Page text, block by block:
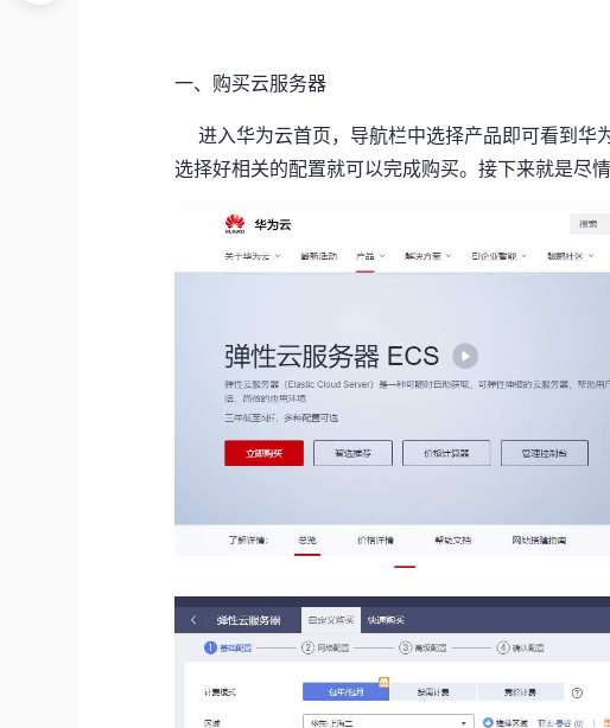
一、购买云服务器
进入华为云首页，导航栏中选择产品即可看到华
选择好相关的配置就可以完成购买。接下来就是尽